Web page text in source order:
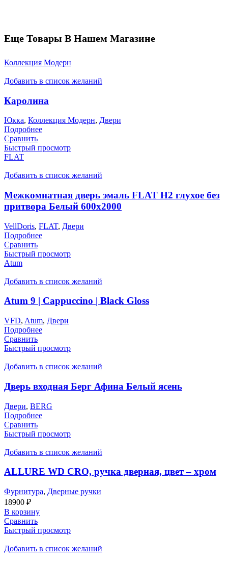
Еще Товары В Нашем Магазине
Коллекция Модерн
Добавить в список желаний
Каролина
Юкка, Коллекция Модерн, Двери
Подробнее
Сравнить
Быстрый просмотр
FLAT
Добавить в список желаний
Межкомнатная дверь эмаль FLAT H2 глухое без
притвора Белый 600х2000
VellDoris, FLAT, Двери
Подробнее
Сравнить
Быстрый просмотр
Atum
Добавить в список желаний
Atum 9 | Cappuccino | Black Gloss
VFD, Atum, Двери
Подробнее
Сравнить
Быстрый просмотр
Добавить в список желаний
Дверь входная Берг Афина Белый ясень
Двери, BERG
Подробнее
Сравнить
Быстрый просмотр
Добавить в список желаний
ALLURE WD CRO, ручка дверная, цвет – хром
Фурнитура, Дверные ручки
18900 ₽
В корзину
Сравнить
Быстрый просмотр
Добавить в список желаний